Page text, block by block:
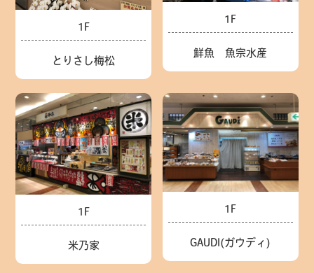
1F
とりさし梅松
1F
鮮魚 魚宗水産
1F
米乃家
1F
GAUDI(ガウディ)